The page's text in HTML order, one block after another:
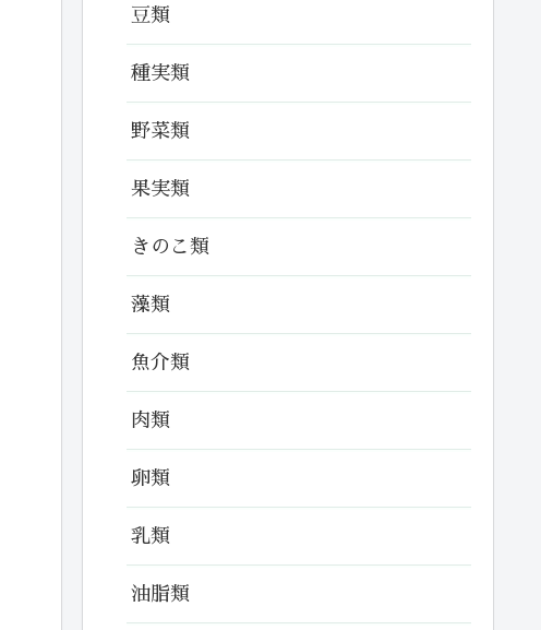
豆類
種実類
野菜類
果実類
きのこ類
藻類
魚介類
肉類
卵類
乳類
油脂類